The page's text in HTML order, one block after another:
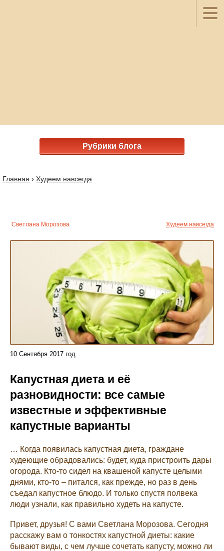
Рубрики блога
Главная › Худеем навсегда
Светлана Морозова Худеем навсегда
10 Сентября 2017 год
Капустная диета и её
разновидности: все самые
известные и эффективные
капустные варианты
… Когда появилась капустная диета, граждане
худеющие обрадовались: будет, куда пристроить дары
огорода. Кто-то сидел на квашеной капусте целыми
днями, кто-то – питался, как прежде, но раз в день
съедал капустное блюдо. И только спустя полвека
люди узнали, как правильно худеть на капусте.
Привет, друзья! С вами Светлана Морозова. Сегодня
расскажу вам о тонкостях капустной диеты: какие
бывают виды, с чем лучше сочетать капусту, можно ли